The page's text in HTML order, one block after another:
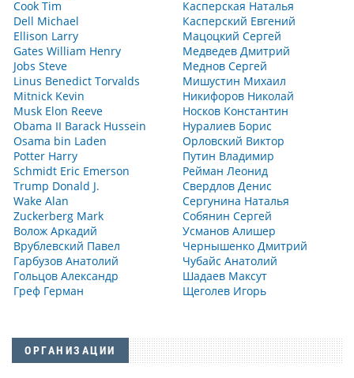
Cook Tim
Dell Michael
Ellison Larry
Gates William Henry
Jobs Steve
Linus Benedict Torvalds
Mitnick Kevin
Musk Elon Reeve
Obama II Barack Hussein
Osama bin Laden
Potter Harry
Schmidt Eric Emerson
Trump Donald J.
Wake Alan
Zuckerberg Mark
Волож Аркадий
Врублевский Павел
Гарбузов Анатолий
Гольцов Александр
Греф Герман
Касперская Наталья
Касперский Евгений
Мацоцкий Сергей
Медведев Дмитрий
Меднов Сергей
Мишустин Михаил
Никифоров Николай
Носков Константин
Нуралиев Борис
Орловский Виктор
Путин Владимир
Рейман Леонид
Свердлов Денис
Сергунина Наталья
Собянин Сергей
Усманов Алишер
Чернышенко Дмитрий
Чубайс Анатолий
Шадаев Максут
Щеголев Игорь
ОРГАНИЗАЦИИ